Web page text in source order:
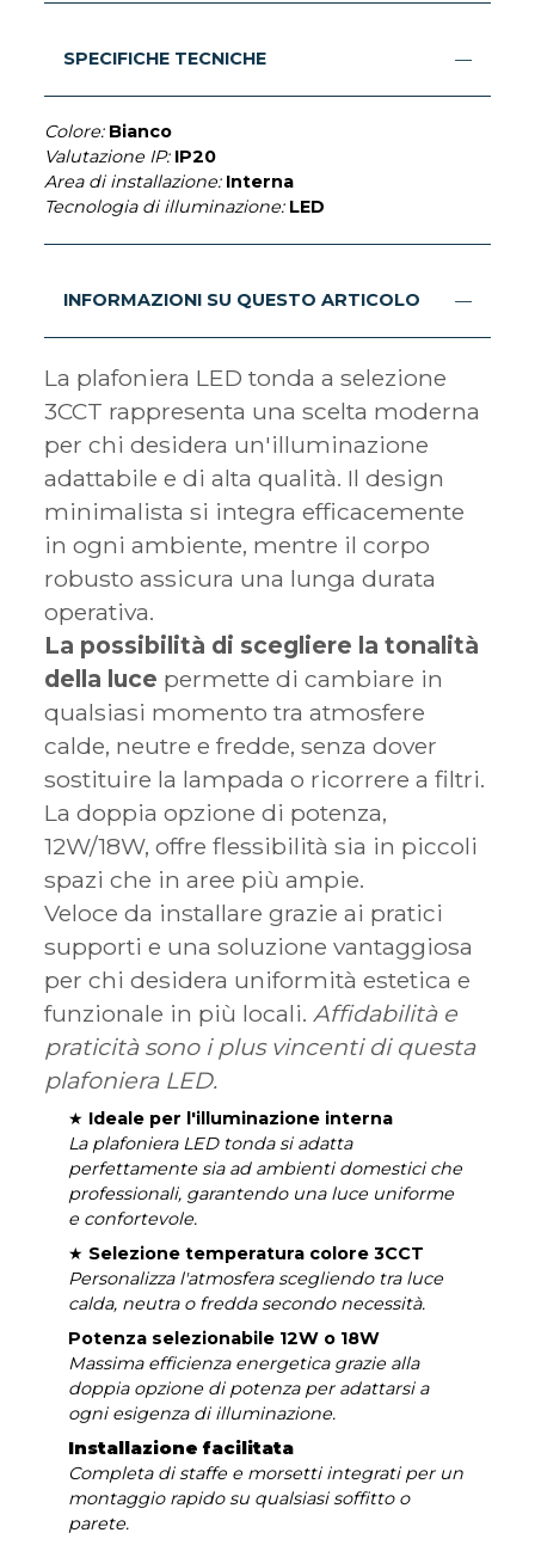
SPECIFICHE TECNICHE
Colore: Bianco
Valutazione IP: IP20
Area di installazione: Interna
Tecnologia di illuminazione: LED
INFORMAZIONI SU QUESTO ARTICOLO
La plafoniera LED tonda a selezione
3CCT rappresenta una scelta moderna
per chi desidera un'illuminazione
adattabile e di alta qualità. Il design
minimalista si integra efficacemente
in ogni ambiente, mentre il corpo
robusto assicura una lunga durata
operativa.
La possibilità di scegliere la tonalità
della luce permette di cambiare in
qualsiasi momento tra atmosfere
calde, neutre e fredde, senza dover
sostituire la lampada o ricorrere a filtri.
La doppia opzione di potenza,
12W/18W, offre flessibilità sia in piccoli
spazi che in aree più ampie.
Veloce da installare grazie ai pratici
supporti e una soluzione vantaggiosa
per chi desidera uniformità estetica e
funzionale in più locali.Affidabilità e
praticità sono i plus vincenti di questa
plafoniera LED.
★ Ideale per l'illuminazione interna
La plafoniera LED tonda si adatta
perfettamente sia ad ambienti domestici che
professionali, garantendo una luce uniforme
e confortevole.
★ Selezione temperatura colore 3CCT
Personalizza l'atmosfera scegliendo tra luce
calda, neutra o fredda secondo necessità.
Potenza selezionabile 12W o 18W
Massima efficienza energetica grazie alla
doppia opzione di potenza per adattarsi a
ogni esigenza di illuminazione.
Installazione facilitata
Completa di staffe e morsetti integrati per un
montaggio rapido su qualsiasi soffitto o
parete.